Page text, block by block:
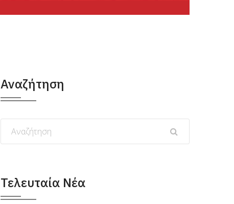
Αναζήτηση
Τελευταία Νέα